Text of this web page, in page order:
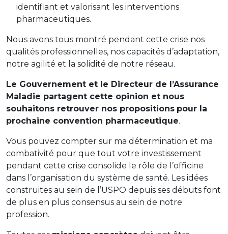
identifiant et valorisant les interventions
pharmaceutiques.
Nous avons tous montré pendant cette crise nos
qualités professionnelles, nos capacités d’adaptation,
notre agilité et la solidité de notre réseau.
Le Gouvernement et le Directeur de l’Assurance
Maladie partagent cette opinion et nous
souhaitons retrouver nos propositions pour la
prochaine convention pharmaceutique.
Vous pouvez compter sur ma détermination et ma
combativité pour que tout votre investissement
pendant cette crise consolide le rôle de l’officine
dans l’organisation du système de santé. Les idées
construites au sein de l’USPO depuis ses débuts font
de plus en plus consensus au sein de notre
profession.